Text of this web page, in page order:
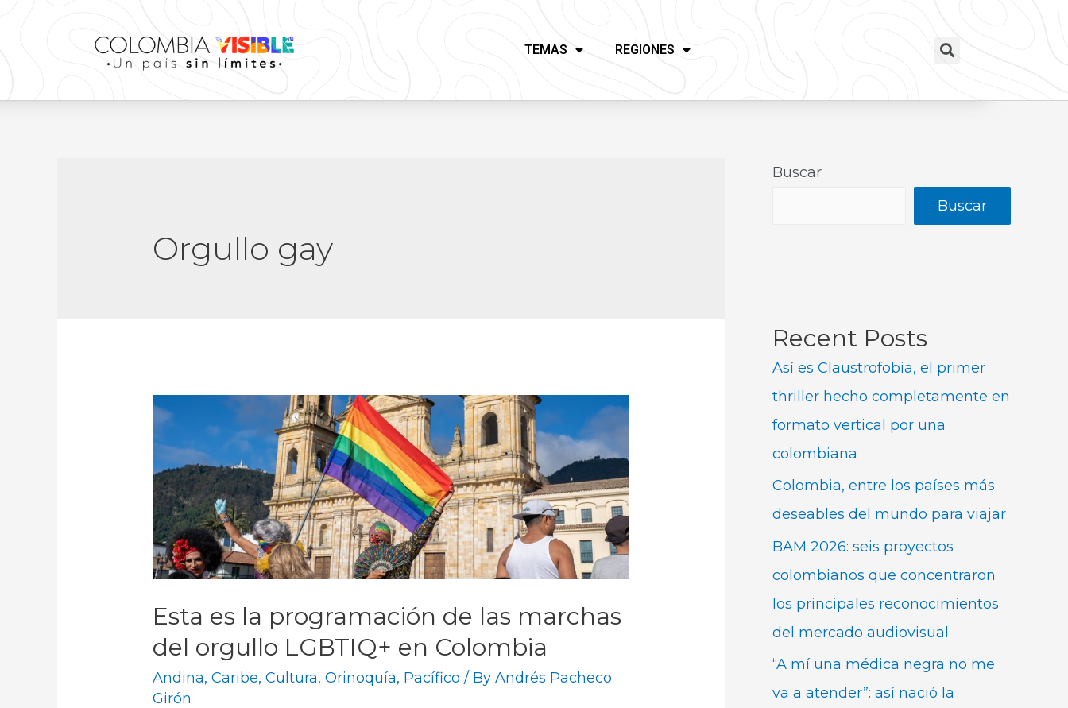
TEMAS REGIONES
Orgullo gay
Esta es la programación de las marchas
del orgullo LGBTIQ+ en Colombia
Andina,Caribe,Cultura,Orinoquía, Pacífico / ByAndrés Pacheco
Girón
Buscar
Buscar
Recent Posts
Así es Claustrofobia, el primer
thriller hecho completamente en
formato vertical por una
colombiana
Colombia, entre los países más
deseables del mundo para viajar
BAM 2026: seis proyectos
colombianos que concentraron
los principales reconocimientos
del mercado audiovisual
“A mí una médica negra no me
va a atender”: así nació la